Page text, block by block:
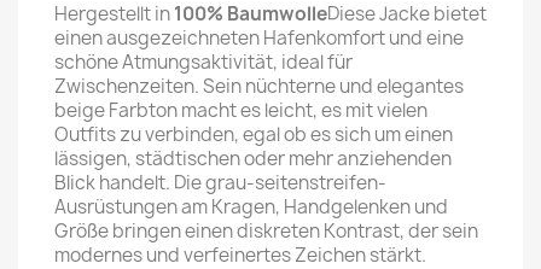
Hergestellt in100% BaumwolleDiese Jacke bietet
einen ausgezeichneten Hafenkomfort und eine
schöne Atmungsaktivität, ideal für
Zwischenzeiten. Sein nüchterne und elegantes
beige Farbton macht es leicht, es mit vielen
Outfits zu verbinden, egal ob es sich um einen
lässigen, städtischen oder mehr anziehenden
Blick handelt. Die grau-seitenstreifen-
Ausrüstungen am Kragen, Handgelenken und
Größe bringen einen diskreten Kontrast, der sein
modernes und verfeinertes Zeichen stärkt.